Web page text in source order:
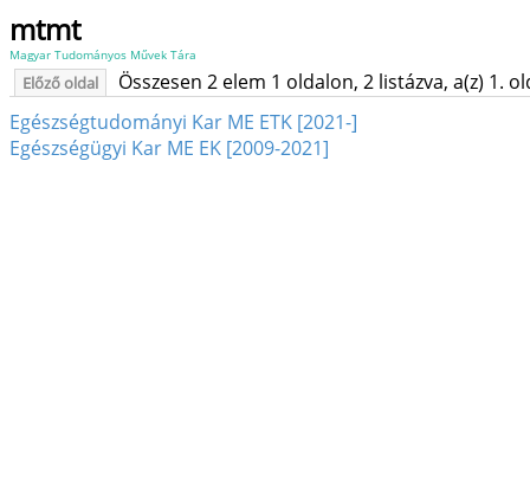
mtmt
Magyar Tudományos Művek Tára
Előző oldal
Összesen 2 elem 1 oldalon, 2 listázva, a(z) 1.
Egészségtudományi Kar ME ETK [2021-]
Egészségügyi Kar ME EK [2009-2021]